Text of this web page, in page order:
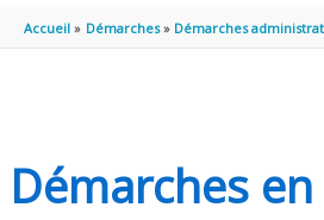
Accueil Démarches Démarches
Démarches